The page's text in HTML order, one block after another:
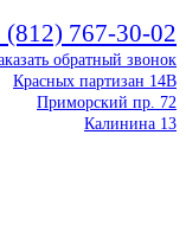
(812) 767-30-02
обратный звонок
Красных партизан 14В
Приморский пр. 72
Калинина 13